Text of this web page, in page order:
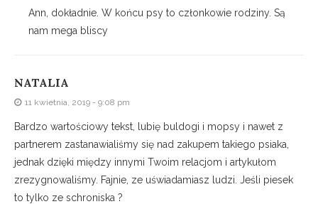
Ann, dokładnie. W końcu psy to członkowie rodziny. Są
nam mega bliscy
NATALIA
11 kwietnia, 2019 - 9:08 pm
Bardzo wartościowy tekst, lubię buldogi i mopsy i nawet z
partnerem zastanawialiśmy się nad zakupem takiego psiaka,
jednak dzięki między innymi Twoim relacjom i artykułom
zrezygnowaliśmy. Fajnie, ze uświadamiasz ludzi. Jeśli piesek
to tylko ze schroniska ?